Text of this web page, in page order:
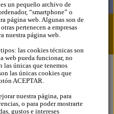
un pequeño archivo de
“smartphone” o
página web. Algunas son de
pertenecen a empresas
nuestra página web.
las cookies técnicas son
web pueda funcionar, no
las únicas que tenemos
las únicas cookies que
ACEPTAR.
nuestra página, para
o para poder mostrarte
gustos e intereses